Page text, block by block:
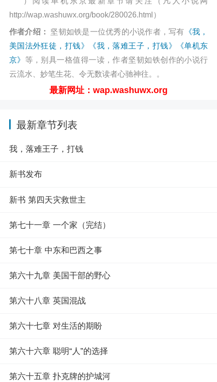
http://wap.washuwx.org/book/280026.html）
作者介绍：
坚韧如铁是一位优秀的小说作者，写有 《我，
美国法外狂徒，打钱》
《我，落难王子，打钱》
《单机东
京》 等，别具一格值得一读，作者坚韧如铁创作的小说行
云流水、妙笔生花、令无数读者心驰神往。。
最新网址：wap.washuwx.org
最新章节列表
我，落难王子，打钱
新书发布
新书 第四天灾救世主
第七十一章 一个家（完结）
第七十章 中东和巴西之事
第六十九章 美国干部的野心
第六十八章 英国混战
第六十七章 对生活的期盼
第六十六章 聪明“人”的选择
第六十五章 扑克牌的护城河